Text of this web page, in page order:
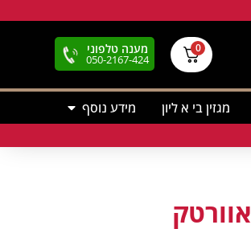
0 מענה טלפוני
050-2167-424
מגזין בי א ליון מידע נוסף